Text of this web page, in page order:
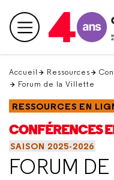
en
haut Menu principal
Accueil Ressources
Forum de la Villette
RESSOURCES EN
CONFÉRENCES
SAISON 2025-2026
FORUM